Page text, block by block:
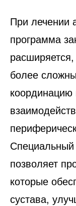
При лечении
программа
более
Специальный
позволяет
которые
сустава,